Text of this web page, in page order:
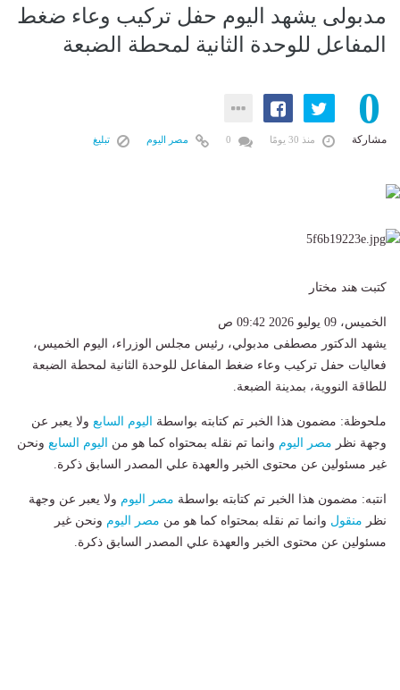
مدبولى يشهد اليوم حفل تركيب وعاء ضغط
المفاعل للوحدة الثانية لمحطة الضبعة
0
مشاركة منذ 30 يومًا مصر اليوم تبليغ
كتبت هند مختار
الخميس، 09 يوليو 2026 09:42 ص
يشهد الدكتور مصطفى مدبولي، رئيس مجلس الوزراء، اليوم الخميس،
فعاليات حفل تركيب وعاء ضغط المفاعل للوحدة الثانية لمحطة الضبعة
للطاقة النووية، بمدينة الضبعة.
ملحوظة: مضمون هذا الخبر تم كتابته بواسطة اليوم السابع ولا يعبر عن
وجهة نظر مصر اليوم وانما تم نقله بمحتواه كما هو من اليوم السابع ونحن
غير مسئولين عن محتوى الخبر والعهدة علي المصدر السابق ذكرة.
انتبه: مضمون هذا الخبر تم كتابته بواسطة مصر اليوم ولا يعبر عن وجهة
نظر منقول وانما تم نقله بمحتواه كما هو من مصر اليوم ونحن غير
مسئولين عن محتوى الخبر والعهدة علي المصدر السابق ذكرة.